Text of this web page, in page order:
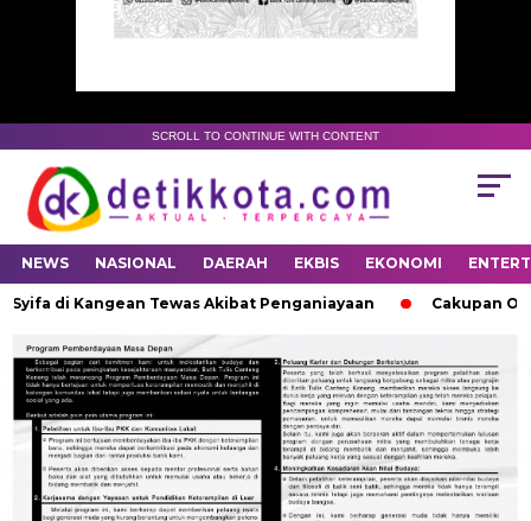
SCROLL TO CONTINUE WITH CONTENT
NEWS NASIONAL DAERAH EKBIS EKONOMI
di Kangean Tewas Akibat Penganiayaan Cakupan ORI